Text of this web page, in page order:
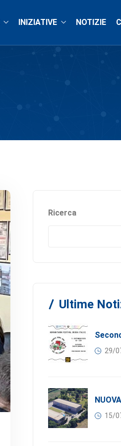
INIZIATIVE NOTIZIE
Ricerca
Ultime
29/
15/